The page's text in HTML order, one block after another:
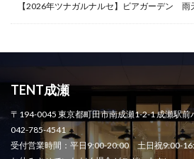
【2026年ツナガルナルセ】ビアガーデン 雨
TENT成瀬
〒194-0045 東京都町田市南成瀬1-2-1 成瀬駅前
042-785-4541
受付営業時間：平日9:00-20:00 土日祝9:00-